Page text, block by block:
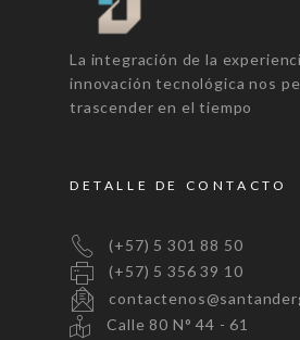
La integración de la
innovación tecnológica nos
trascender en el tiempo
DETALLE DE CONTACTO
(+57) 5 301 88 50
(+57) 5 356 39 10
Calle 80 N° 44 - 61